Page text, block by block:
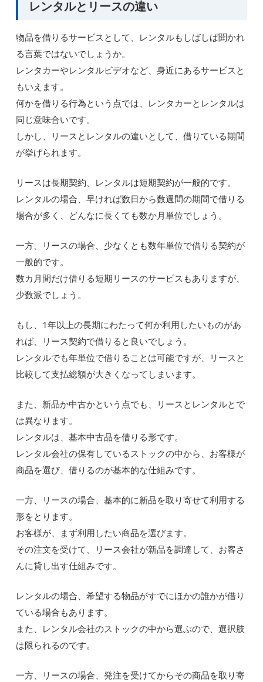
レンタルとリースの違い
物品を借りるサービスとして、レンタルもしばしば聞かれ
る言葉ではないでしょうか。
レンタカーやレンタルビデオなど、身近にあるサービスと
もいえます。
何かを借りる行為という点では、レンタカーとレンタルは
同じ意味合いです。
しかし、リースとレンタルの違いとして、借りている期間
が挙げられます。
リースは長期契約、レンタルは短期契約が一般的です。
レンタルの場合、早ければ数日から数週間の期間で借りる
場合が多く、どんなに長くても数か月単位でしょう。
一方、リースの場合、少なくとも数年単位で借りる契約が
一般的です。
数カ月間だけ借りる短期リースのサービスもありますが、
少数派でしょう。
もし、1年以上の長期にわたって何か利用したいものがあ
れば、リース契約で借りると良いでしょう。
レンタルでも年単位で借りることは可能ですが、リースと
比較して支払総額が大きくなってしまいます。
また、新品か中古かという点でも、リースとレンタルとで
は異なります。
レンタルは、基本中古品を借りる形です。
レンタル会社の保有しているストックの中から、お客様が
商品を選び、借りるのが基本的な仕組みです。
一方、リースの場合、基本的に新品を取り寄せて利用する
形をとります。
お客様が、まず利用したい商品を選びます。
その注文を受けて、リース会社が新品を調達して、お客さ
んに貸し出す仕組みです。
レンタルの場合、希望する物品がすでにほかの誰かが借り
ている場合もあります。
また、レンタル会社のストックの中から選ぶので、選択肢
は限られるのです。
一方、リースの場合、発注を受けてからその商品を取り寄